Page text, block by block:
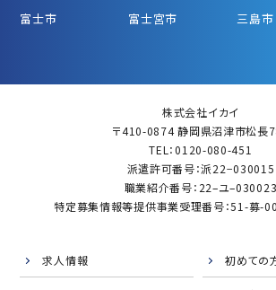
富士市
富士宮市 三島市
株式会社イカイ
〒410-0874 静岡県沼津市松長
TEL：0120-080-451
派遣許可番号：派22−030015
職業紹介番号：22–ユ–030023
特定募集情報等提供事業受理番号：51-募-
求人情報 初めての